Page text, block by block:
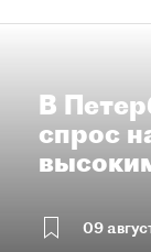
В
спрос
09